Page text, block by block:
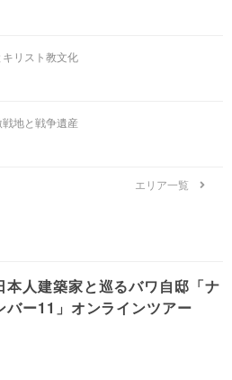
リスト教文化
地と戦争遺産
エリア一覧
本人建築家と巡るバワ自邸「ナ
バー11」オンラインツアー